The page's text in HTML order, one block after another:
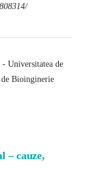
Universitatea de
Bioinginerie
– cauze,